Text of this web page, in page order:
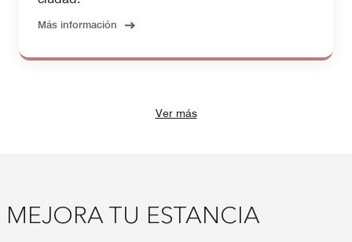
Más información
Ver más
MEJORA TU ESTANCIA